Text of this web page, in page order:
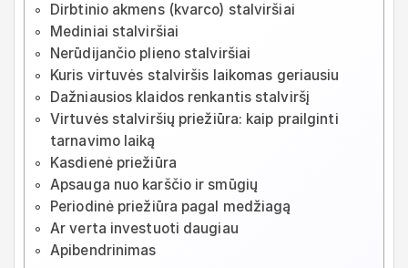
Dirbtinio akmens (kvarco) stalviršiai
Mediniai stalviršiai
Nerūdijančio plieno stalviršiai
Kuris virtuvės stalviršis laikomas geriausiu
Dažniausios klaidos renkantis stalviršį
Virtuvės stalviršių priežiūra: kaip prailginti
tarnavimo laiką
Kasdienė priežiūra
Apsauga nuo karščio ir smūgių
Periodinė priežiūra pagal medžiagą
Ar verta investuoti daugiau
Apibendrinimas